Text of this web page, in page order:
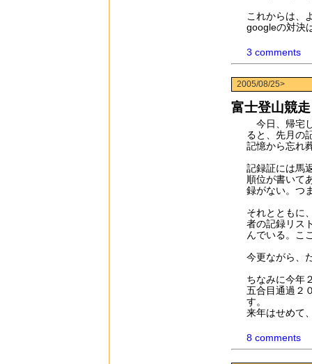
これからは、
googleの対決
3 comments
2005/08/25>
富士登山競
今日、帰宅
ると、先月の
記憶から忘れ
記録証には馬
順位が書いて
録がない。つ
それとともに
者の記録リス
んでいる。こ
今更ながら、
ちなみに今年
五合目通過２
す。
来年はせめて
8 comments